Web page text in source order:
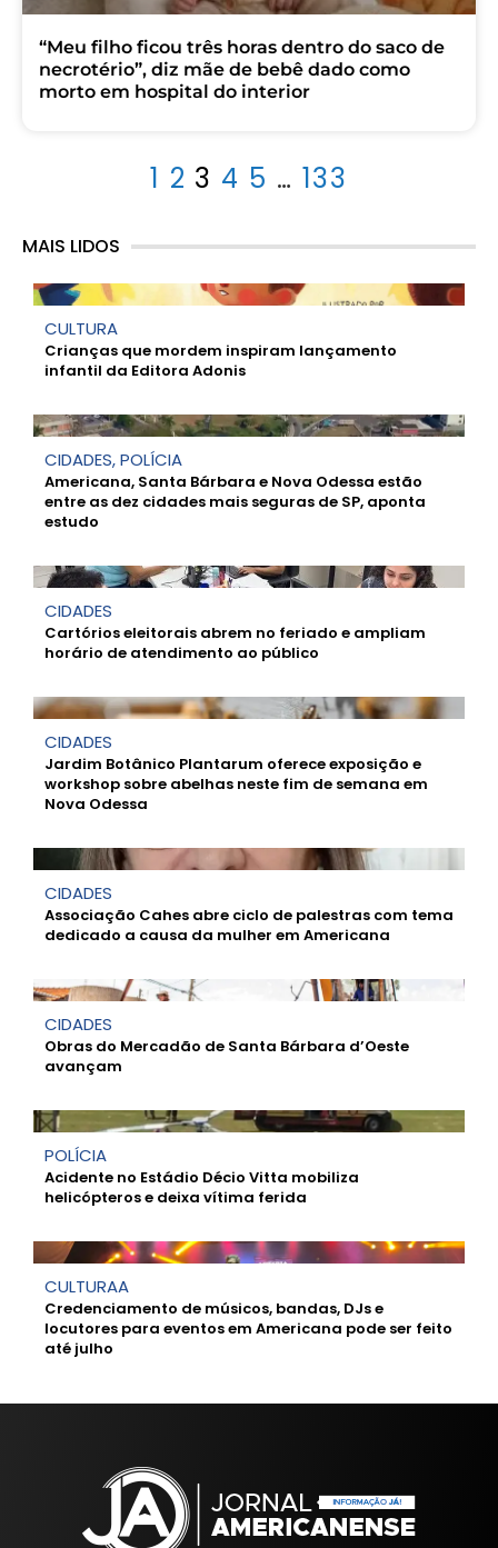
“Meu filho ficou três horas dentro do saco de
necrotério”, diz mãe de bebê dado como
morto em hospital do interior
1 2 3 4 5 … 133
MAIS LIDOS
CULTURA
Crianças que mordem inspiram lançamento
infantil da Editora Adonis
CIDADES,POLÍCIA
Americana, Santa Bárbara e Nova Odessa estão
entre as dez cidades mais seguras de SP, aponta
estudo
CIDADES
Cartórios eleitorais abrem no feriado e ampliam
horário de atendimento ao público
CIDADES
Jardim Botânico Plantarum oferece exposição e
workshop sobre abelhas neste fim de semana em
Nova Odessa
CIDADES
Associação Cahes abre ciclo de palestras com tema
dedicado a causa da mulher em Americana
CIDADES
Obras do Mercadão de Santa Bárbara d’Oeste
avançam
POLÍCIA
Acidente no Estádio Décio Vitta mobiliza
helicópteros e deixa vítima ferida
CULTURAA
Credenciamento de músicos, bandas, DJs e
locutores para eventos em Americana pode ser feito
até julho